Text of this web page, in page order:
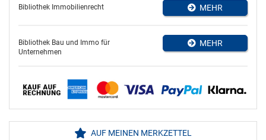
Bibliothek Immobilienrecht MEHR
Bibliothek Bau und Immo für
Unternehmen
MEHR
AUF MEINEN MERKZETTEL